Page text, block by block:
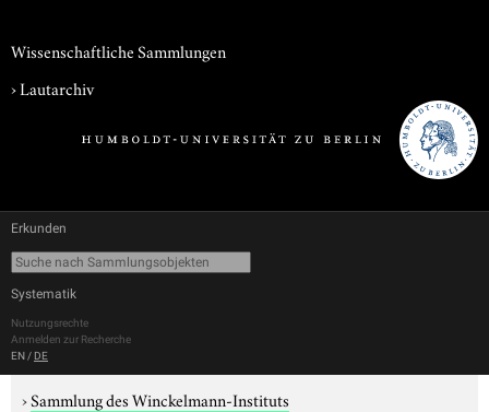
Wissenschaftliche Sammlungen
›Lautarchiv
Erkunden
Systematik
Nutzungsrechte
Anmelden zur Recherche
EN / DE
›Sammlung des Winckelmann-Instituts